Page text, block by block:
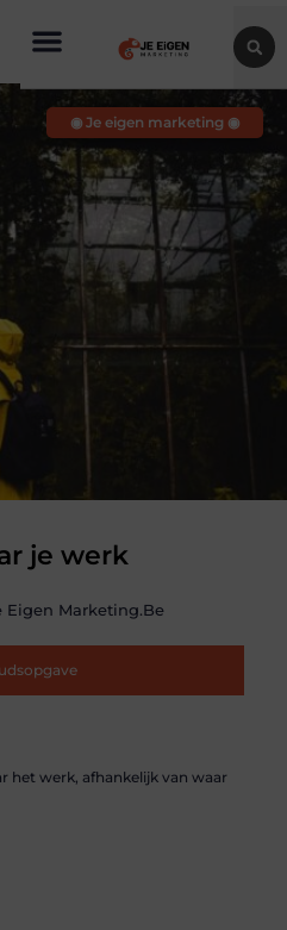
je werk
Eigen Marketing.be
het werk, afhankelijk van waar
◉ Je eigen marketing ◉